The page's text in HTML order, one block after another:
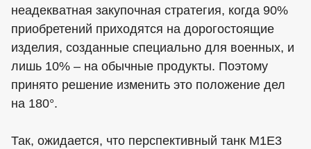
неадекватная закупочная стратегия, когда 90%
приобретений приходятся на дорогостоящие
изделия, созданные специально для военных, и
лишь 10% – на обычные продукты. Поэтому
принято решение изменить это положение дел
на 180°.
Так, ожидается, что перспективный танк M1E3